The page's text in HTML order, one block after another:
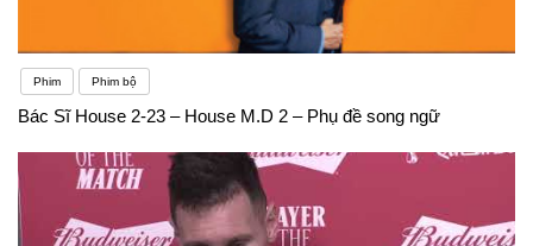
Phim Phim bộ
Bác Sĩ House 2-23 – House M.D 2 – Phụ đề song ngữ